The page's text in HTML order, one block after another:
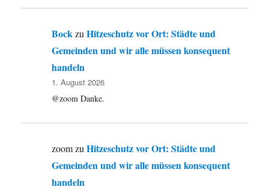
BockzuHitzeschutz vor Ort: Städte und
Gemeinden und wir alle müssen konsequent
handeln
1. August 2026
@zoom Danke.
zoomzuHitzeschutz vor Ort: Städte und
Gemeinden und wir alle müssen konsequent
handeln